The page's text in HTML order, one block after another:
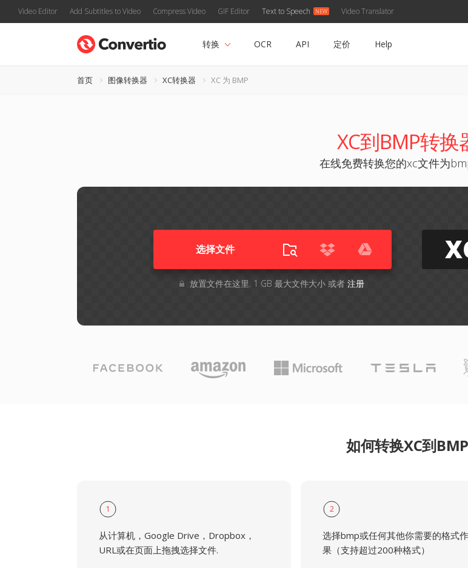
Video Editor Add Subtitles to Video Compress Video GIF Editor Text to Speech Video Translator
转换 OCR API 定价 Help
首页 图像转换器 XC转换器 XC 为 BMP
XC到BMP转换
在线免费转换您的xc文件为
选择文件
放置文件在这里. 1 GB 最大文件大小 或者 注册
如何转换XC到BMP
1
从计算机，Google Drive，Dropbox，
URL或在页面上拖拽选择文件.
2
选择bmp或任何其他你需要的格式
果（支持超过200种格式）